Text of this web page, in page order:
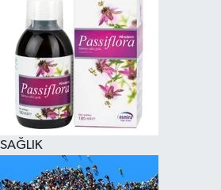
SAĞLIK